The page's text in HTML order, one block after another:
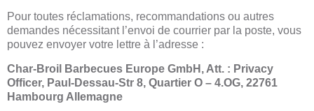
Pour toutes réclamations, recommandations ou autres
demandes nécessitant l’envoi de courrier par la poste, vous
pouvez envoyer votre lettre à l’adresse :
Char-Broil Barbecues Europe GmbH, Att. : Privacy
Officer, Paul-Dessau-Str 8, Quartier O – 4.OG, 22761
Hambourg Allemagne